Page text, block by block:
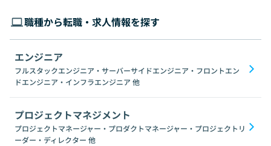
職種から転職・求人情報を探す
エンジニア
フルスタックエンジニア・サーバーサイドエンジニア・フロントエン
ドエンジニア・インフラエンジニア 他
プロジェクトマネジメント
プロジェクトマネージャー・プロダクトマネージャー・プロジェクトリ
ーダー・ディレクター 他